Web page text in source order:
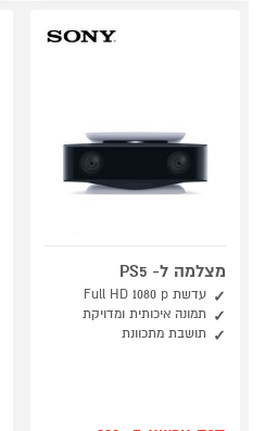
מצלמה ל- PS5
עדשת Full HD 1080 p
תמונה איכותית ומדויקת
תושבת מתכוונת